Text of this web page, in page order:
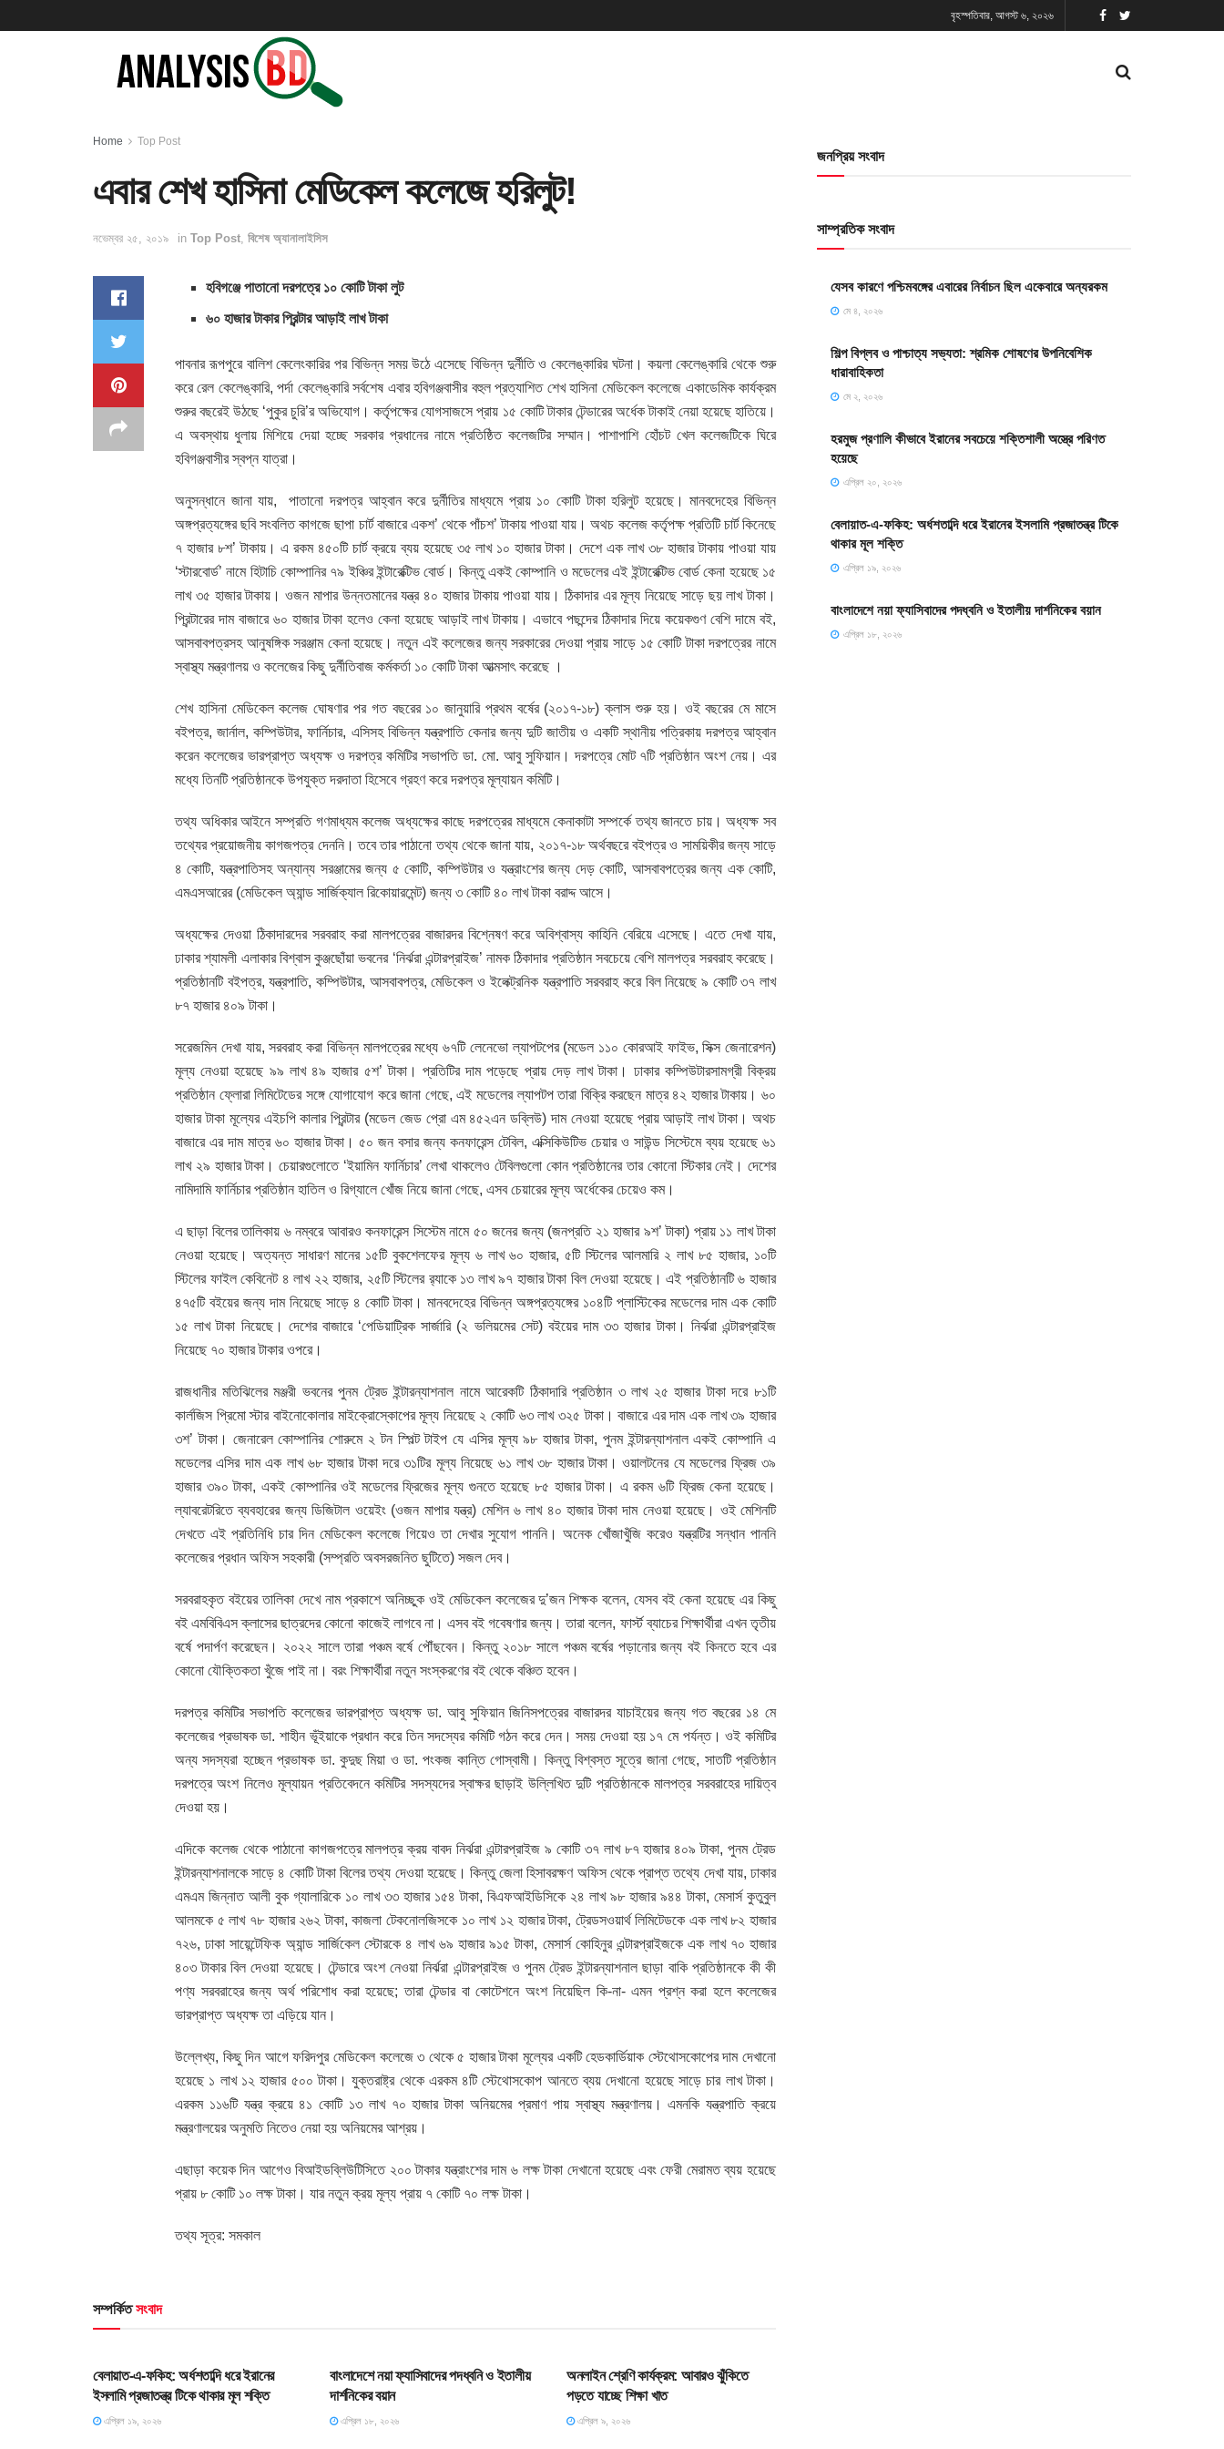
বৃহস্পতিবার, আগস্ট ৬, ২০২৬
Home Top Post
এবার শেখ হাসিনা মেডিকেল কলেজে হরিলুট!
নভেম্বর ২৫, ২০১৯ in Top Post বিশেষ অ্যানালাইসিস
হবিগঞ্জে পাতানো দরপত্রে ১০ কোটি টাকা লুট
৬০ হাজার টাকার প্রিন্টার আড়াই লাখ টাকা
পাবনার রূপপুরে বালিশ কেলেংকারির পর বিভিন্ন সময় উঠে এসেছে বিভিন্ন দুর্নীতি ও কেলেঙ্কারির ঘটনা। কয়লা কেলেঙ্কারি থেকে শুরু
করে রেল কেলেঙ্কারি, পর্দা কেলেঙ্কারি সর্বশেষ এবার হবিগঞ্জবাসীর বহুল প্রত্যাশিত শেখ হাসিনা মেডিকেল কলেজে একাডেমিক কার্যক্রম
শুরুর বছরেই উঠছে ‘পুকুর চুরি’র অভিযোগ। কর্তৃপক্ষের যোগসাজসে প্রায় ১৫ কোটি টাকার টেন্ডারের অর্ধেক টাকাই নেয়া হয়েছে হাতিয়ে।
এ অবস্থায় ধুলায় মিশিয়ে দেয়া হচ্ছে সরকার প্রধানের নামে প্রতিষ্ঠিত কলেজটির সম্মান। পাশাপাশি হোঁচট খেল কলেজটিকে ঘিরে
হবিগঞ্জবাসীর স্বপ্ন যাত্রা।
অনুসন্ধানে জানা যায়, পাতানো দরপত্র আহ্বান করে দুর্নীতির মাধ্যমে প্রায় ১০ কোটি টাকা হরিলুট হয়েছে। মানবদেহের বিভিন্ন
অঙ্গপ্রত্যঙ্গের ছবি সংবলিত কাগজে ছাপা চার্ট বাজারে একশ’ থেকে পাঁচশ’ টাকায় পাওয়া যায়। অথচ কলেজ কর্তৃপক্ষ প্রতিটি চার্ট কিনেছে
৭ হাজার ৮শ’ টাকায়। এ রকম ৪৫০টি চার্ট ক্রয়ে ব্যয় হয়েছে ৩৫ লাখ ১০ হাজার টাকা। দেশে এক লাখ ৩৮ হাজার টাকায় পাওয়া যায়
‘স্টারবোর্ড’ নামে হিটাচি কোম্পানির ৭৯ ইঞ্চির ইন্টারেক্টিভ বোর্ড। কিন্তু একই কোম্পানি ও মডেলের এই ইন্টারেক্টিভ বোর্ড কেনা হয়েছে ১৫
লাখ ৩৫ হাজার টাকায়। ওজন মাপার উন্নতমানের যন্ত্র ৪০ হাজার টাকায় পাওয়া যায়। ঠিকাদার এর মূল্য নিয়েছে সাড়ে ছয় লাখ টাকা।
প্রিন্টারের দাম বাজারে ৬০ হাজার টাকা হলেও কেনা হয়েছে আড়াই লাখ টাকায়। এভাবে পছন্দের ঠিকাদার দিয়ে কয়েকগুণ বেশি দামে বই,
আসবাবপত্রসহ আনুষঙ্গিক সরঞ্জাম কেনা হয়েছে। নতুন এই কলেজের জন্য সরকারের দেওয়া প্রায় সাড়ে ১৫ কোটি টাকা দরপত্রের নামে
স্বাস্থ্য মন্ত্রণালয় ও কলেজের কিছু দুর্নীতিবাজ কর্মকর্তা ১০ কোটি টাকা আত্মসাৎ করেছে ।
শেখ হাসিনা মেডিকেল কলেজ ঘোষণার পর গত বছরের ১০ জানুয়ারি প্রথম বর্ষের (২০১৭-১৮) ক্লাস শুরু হয়। ওই বছরের মে মাসে
বইপত্র, জার্নাল, কম্পিউটার, ফার্নিচার, এসিসহ বিভিন্ন যন্ত্রপাতি কেনার জন্য দুটি জাতীয় ও একটি স্থানীয় পত্রিকায় দরপত্র আহ্বান
করেন কলেজের ভারপ্রাপ্ত অধ্যক্ষ ও দরপত্র কমিটির সভাপতি ডা. মো. আবু সুফিয়ান। দরপত্রে মোট ৭টি প্রতিষ্ঠান অংশ নেয়। এর
মধ্যে তিনটি প্রতিষ্ঠানকে উপযুক্ত দরদাতা হিসেবে গ্রহণ করে দরপত্র মূল্যায়ন কমিটি।
তথ্য অধিকার আইনে সম্প্রতি গণমাধ্যম কলেজ অধ্যক্ষের কাছে দরপত্রের মাধ্যমে কেনাকাটা সম্পর্কে তথ্য জানতে চায়। অধ্যক্ষ সব
তথ্যের প্রয়োজনীয় কাগজপত্র দেননি। তবে তার পাঠানো তথ্য থেকে জানা যায়, ২০১৭-১৮ অর্থবছরে বইপত্র ও সাময়িকীর জন্য সাড়ে
৪ কোটি, যন্ত্রপাতিসহ অন্যান্য সরঞ্জামের জন্য ৫ কোটি, কম্পিউটার ও যন্ত্রাংশের জন্য দেড় কোটি, আসবাবপত্রের জন্য এক কোটি,
এমএসআরের (মেডিকেল অ্যান্ড সার্জিক্যাল রিকোয়ারমেন্ট) জন্য ৩ কোটি ৪০ লাখ টাকা বরাদ্দ আসে।
অধ্যক্ষের দেওয়া ঠিকাদারদের সরবরাহ করা মালপত্রের বাজারদর বিশ্নেষণ করে অবিশ্বাস্য কাহিনি বেরিয়ে এসেছে। এতে দেখা যায়,
ঢাকার শ্যামলী এলাকার বিশ্বাস কুঞ্জছোঁয়া ভবনের ‘নির্ঝরা এন্টারপ্রাইজ’ নামক ঠিকাদার প্রতিষ্ঠান সবচেয়ে বেশি মালপত্র সরবরাহ করেছে।
প্রতিষ্ঠানটি বইপত্র, যন্ত্রপাতি, কম্পিউটার, আসবাবপত্র, মেডিকেল ও ইলেক্ট্রনিক যন্ত্রপাতি সরবরাহ করে বিল নিয়েছে ৯ কোটি ৩৭ লাখ
৮৭ হাজার ৪০৯ টাকা।
সরেজমিন দেখা যায়, সরবরাহ করা বিভিন্ন মালপত্রের মধ্যে ৬৭টি লেনেভো ল্যাপটপের (মডেল ১১০ কোরআই ফাইভ, সিক্স জেনারেশন)
মূল্য নেওয়া হয়েছে ৯৯ লাখ ৪৯ হাজার ৫শ’ টাকা। প্রতিটির দাম পড়েছে প্রায় দেড় লাখ টাকা। ঢাকার কম্পিউটারসামগ্রী বিক্রয়
প্রতিষ্ঠান ফ্লোরা লিমিটেডের সঙ্গে যোগাযোগ করে জানা গেছে, এই মডেলের ল্যাপটপ তারা বিক্রি করছেন মাত্র ৪২ হাজার টাকায়। ৬০
হাজার টাকা মূল্যের এইচপি কালার প্রিন্টার (মডেল জেড প্রো এম ৪৫২এন ডব্লিউ) দাম নেওয়া হয়েছে প্রায় আড়াই লাখ টাকা। অথচ
বাজারে এর দাম মাত্র ৬০ হাজার টাকা। ৫০ জন বসার জন্য কনফারেন্স টেবিল, এক্সিকিউটিভ চেয়ার ও সাউন্ড সিস্টেমে ব্যয় হয়েছে ৬১
লাখ ২৯ হাজার টাকা। চেয়ারগুলোতে ‘ইয়ামিন ফার্নিচার’ লেখা থাকলেও টেবিলগুলো কোন প্রতিষ্ঠানের তার কোনো স্টিকার নেই। দেশের
নামিদামি ফার্নিচার প্রতিষ্ঠান হাতিল ও রিগ্যালে খোঁজ নিয়ে জানা গেছে, এসব চেয়ারের মূল্য অর্ধেকের চেয়েও কম।
এ ছাড়া বিলের তালিকায় ৬ নম্বরে আবারও কনফারেন্স সিস্টেম নামে ৫০ জনের জন্য (জনপ্রতি ২১ হাজার ৯শ’ টাকা) প্রায় ১১ লাখ টাকা
নেওয়া হয়েছে। অত্যন্ত সাধারণ মানের ১৫টি বুকশেলফের মূল্য ৬ লাখ ৬০ হাজার, ৫টি স্টিলের আলমারি ২ লাখ ৮৫ হাজার, ১০টি
স্টিলের ফাইল কেবিনেট ৪ লাখ ২২ হাজার, ২৫টি স্টিলের র‌্যাকে ১৩ লাখ ৯৭ হাজার টাকা বিল দেওয়া হয়েছে। এই প্রতিষ্ঠানটি ৬ হাজার
৪৭৫টি বইয়ের জন্য দাম নিয়েছে সাড়ে ৪ কোটি টাকা। মানবদেহের বিভিন্ন অঙ্গপ্রত্যঙ্গের ১০৪টি প্লাস্টিকের মডেলের দাম এক কোটি
১৫ লাখ টাকা নিয়েছে। দেশের বাজারে ‘পেডিয়াট্রিক সার্জারি (২ ভলিয়মের সেট) বইয়ের দাম ৩৩ হাজার টাকা। নির্ঝরা এন্টারপ্রাইজ
নিয়েছে ৭০ হাজার টাকার ওপরে।
রাজধানীর মতিঝিলের মঞ্জরী ভবনের পুনম ট্রেড ইন্টারন্যাশনাল নামে আরেকটি ঠিকাদারি প্রতিষ্ঠান ৩ লাখ ২৫ হাজার টাকা দরে ৮১টি
কার্লজিস প্রিমো স্টার বাইনোকোলার মাইক্রোস্কোপের মূল্য নিয়েছে ২ কোটি ৬৩ লাখ ৩২৫ টাকা। বাজারে এর দাম এক লাখ ৩৯ হাজার
৩শ’ টাকা। জেনারেল কোম্পানির শোরুমে ২ টন স্পিল্ট টাইপ যে এসির মূল্য ৯৮ হাজার টাকা, পুনম ইন্টারন্যাশনাল একই কোম্পানি এ
মডেলের এসির দাম এক লাখ ৬৮ হাজার টাকা দরে ৩১টির মূল্য নিয়েছে ৬১ লাখ ৩৮ হাজার টাকা। ওয়ালটনের যে মডেলের ফ্রিজ ৩৯
হাজার ৩৯০ টাকা, একই কোম্পানির ওই মডেলের ফ্রিজের মূল্য গুনতে হয়েছে ৮৫ হাজার টাকা। এ রকম ৬টি ফ্রিজ কেনা হয়েছে।
ল্যাবরেটরিতে ব্যবহারের জন্য ডিজিটাল ওয়েইং (ওজন মাপার যন্ত্র) মেশিন ৬ লাখ ৪০ হাজার টাকা দাম নেওয়া হয়েছে। ওই মেশিনটি
দেখতে এই প্রতিনিধি চার দিন মেডিকেল কলেজে গিয়েও তা দেখার সুযোগ পাননি। অনেক খোঁজাখুঁজি করেও যন্ত্রটির সন্ধান পাননি
কলেজের প্রধান অফিস সহকারী (সম্প্রতি অবসরজনিত ছুটিতে) সজল দেব।
সরবরাহকৃত বইয়ের তালিকা দেখে নাম প্রকাশে অনিচ্ছুক ওই মেডিকেল কলেজের দু’জন শিক্ষক বলেন, যেসব বই কেনা হয়েছে এর কিছু
বই এমবিবিএস ক্লাসের ছাত্রদের কোনো কাজেই লাগবে না। এসব বই গবেষণার জন্য। তারা বলেন, ফার্স্ট ব্যাচের শিক্ষার্থীরা এখন তৃতীয়
বর্ষে পদার্পণ করেছেন। ২০২২ সালে তারা পঞ্চম বর্ষে পৌঁছবেন। কিন্তু ২০১৮ সালে পঞ্চম বর্ষের পড়ানোর জন্য বই কিনতে হবে এর
কোনো যৌক্তিকতা খুঁজে পাই না। বরং শিক্ষার্থীরা নতুন সংস্করণের বই থেকে বঞ্চিত হবেন।
দরপত্র কমিটির সভাপতি কলেজের ভারপ্রাপ্ত অধ্যক্ষ ডা. আবু সুফিয়ান জিনিসপত্রের বাজারদর যাচাইয়ের জন্য গত বছরের ১৪ মে
কলেজের প্রভাষক ডা. শাহীন ভূঁইয়াকে প্রধান করে তিন সদস্যের কমিটি গঠন করে দেন। সময় দেওয়া হয় ১৭ মে পর্যন্ত। ওই কমিটির
অন্য সদস্যরা হচ্ছেন প্রভাষক ডা. কুদুছ মিয়া ও ডা. পংকজ কান্তি গোস্বামী। কিন্তু বিশ্বস্ত সূত্রে জানা গেছে, সাতটি প্রতিষ্ঠান
দরপত্রে অংশ নিলেও মূল্যায়ন প্রতিবেদনে কমিটির সদস্যদের স্বাক্ষর ছাড়াই উল্লিখিত দুটি প্রতিষ্ঠানকে মালপত্র সরবরাহের দায়িত্ব
দেওয়া হয়।
এদিকে কলেজ থেকে পাঠানো কাগজপত্রে মালপত্র ক্রয় বাবদ নির্ঝরা এন্টারপ্রাইজ ৯ কোটি ৩৭ লাখ ৮৭ হাজার ৪০৯ টাকা, পুনম ট্রেড
ইন্টারন্যাশনালকে সাড়ে ৪ কোটি টাকা বিলের তথ্য দেওয়া হয়েছে। কিন্তু জেলা হিসাবরক্ষণ অফিস থেকে প্রাপ্ত তথ্যে দেখা যায়, ঢাকার
এমএম জিন্নাত আলী বুক গ্যালারিকে ১০ লাখ ৩৩ হাজার ১৫৪ টাকা, বিএফআইডিসিকে ২৪ লাখ ৯৮ হাজার ৯৪৪ টাকা, মেসার্স কুতুবুল
আলমকে ৫ লাখ ৭৮ হাজার ২৬২ টাকা, কাজলা টেকনোলজিসকে ১০ লাখ ১২ হাজার টাকা, ট্রেডসওয়ার্থ লিমিটেডকে এক লাখ ৮২ হাজার
৭২৬, ঢাকা সায়েন্টেফিক অ্যান্ড সার্জিকেল স্টোরকে ৪ লাখ ৬৯ হাজার ৯১৫ টাকা, মেসার্স কোহিনুর এন্টারপ্রাইজকে এক লাখ ৭০ হাজার
৪০৩ টাকার বিল দেওয়া হয়েছে। টেন্ডারে অংশ নেওয়া নির্ঝরা এন্টারপ্রাইজ ও পুনম ট্রেড ইন্টারন্যাশনাল ছাড়া বাকি প্রতিষ্ঠানকে কী কী
পণ্য সরবরাহের জন্য অর্থ পরিশোধ করা হয়েছে; তারা টেন্ডার বা কোটেশনে অংশ নিয়েছিল কি-না- এমন প্রশ্ন করা হলে কলেজের
ভারপ্রাপ্ত অধ্যক্ষ তা এড়িয়ে যান।
উল্লেখ্য, কিছু দিন আগে ফরিদপুর মেডিকেল কলেজে ৩ থেকে ৫ হাজার টাকা মূল্যের একটি হেডকার্ডিয়াক স্টেথোসকোপের দাম দেখানো
হয়েছে ১ লাখ ১২ হাজার ৫০০ টাকা। যুক্তরাষ্ট্র থেকে এরকম ৪টি স্টেথোসকোপ আনতে ব্যয় দেখানো হয়েছে সাড়ে চার লাখ টাকা।
এরকম ১১৬টি যন্ত্র ক্রয়ে ৪১ কোটি ১৩ লাখ ৭০ হাজার টাকা অনিয়মের প্রমাণ পায় স্বাস্থ্য মন্ত্রণালয়। এমনকি যন্ত্রপাতি ক্রয়ে
মন্ত্রণালয়ের অনুমতি নিতেও নেয়া হয় অনিয়মের আশ্রয়।
এছাড়া কয়েক দিন আগেও বিআইডব্লিউটিসিতে ২০০ টাকার যন্ত্রাংশের দাম ৬ লক্ষ টাকা দেখানো হয়েছে এবং ফেরী মেরামত ব্যয় হয়েছে
প্রায় ৮ কোটি ১০ লক্ষ টাকা। যার নতুন ক্রয় মূল্য প্রায় ৭ কোটি ৭০ লক্ষ টাকা।
তথ্য সূত্র: সমকাল
সম্পর্কিতসংবাদ
বেলায়াত-এ-ফকিহ: অর্ধশতাব্দি ধরে ইরানের
ইসলামি প্রজাতন্ত্র টিকে থাকার মূল শক্তি
এপ্রিল ১৯, ২০২৬
বাংলাদেশে নয়া ফ্যাসিবাদের পদধ্বনি ও ইতালীয়
দার্শনিকের বয়ান
এপ্রিল ১৮, ২০২৬
অনলাইন শ্রেণি কার্যক্রম: আবারও ঝুঁকিতে
পড়তে যাচ্ছে শিক্ষা খাত
এপ্রিল ৯, ২০২৬
জনপ্রিয় সংবাদ
সাম্প্রতিক সংবাদ
যেসব কারণে পশ্চিমবঙ্গের এবারের নির্বাচন ছিল একেবারে অন্যরকম
মে ৪, ২০২৬
শিল্প বিপ্লব ও পাশ্চাত্য সভ্যতা: শ্রমিক শোষণের উপনিবেশিক
ধারাবাহিকতা
মে ২, ২০২৬
হরমুজ প্রণালি কীভাবে ইরানের সবচেয়ে শক্তিশালী অস্ত্রে পরিণত
হয়েছে
এপ্রিল ২০, ২০২৬
বেলায়াত-এ-ফকিহ: অর্ধশতাব্দি ধরে ইরানের ইসলামি প্রজাতন্ত্র টিকে
থাকার মূল শক্তি
এপ্রিল ১৯, ২০২৬
বাংলাদেশে নয়া ফ্যাসিবাদের পদধ্বনি ও ইতালীয় দার্শনিকের বয়ান
এপ্রিল ১৮, ২০২৬